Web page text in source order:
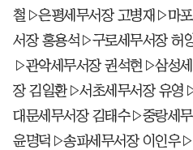
철▷은평세무서장 고병재▷마
서장 홍용석▷구로세무서장 허
▷관악세무서장 권석현▷삼성
장 김일환▷서초세무서장 유영
대문세무서장 김태수▷중랑세
윤명덕▷송파세무서장 이인우